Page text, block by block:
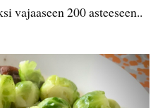
vajaaseen 200 asteeseen..